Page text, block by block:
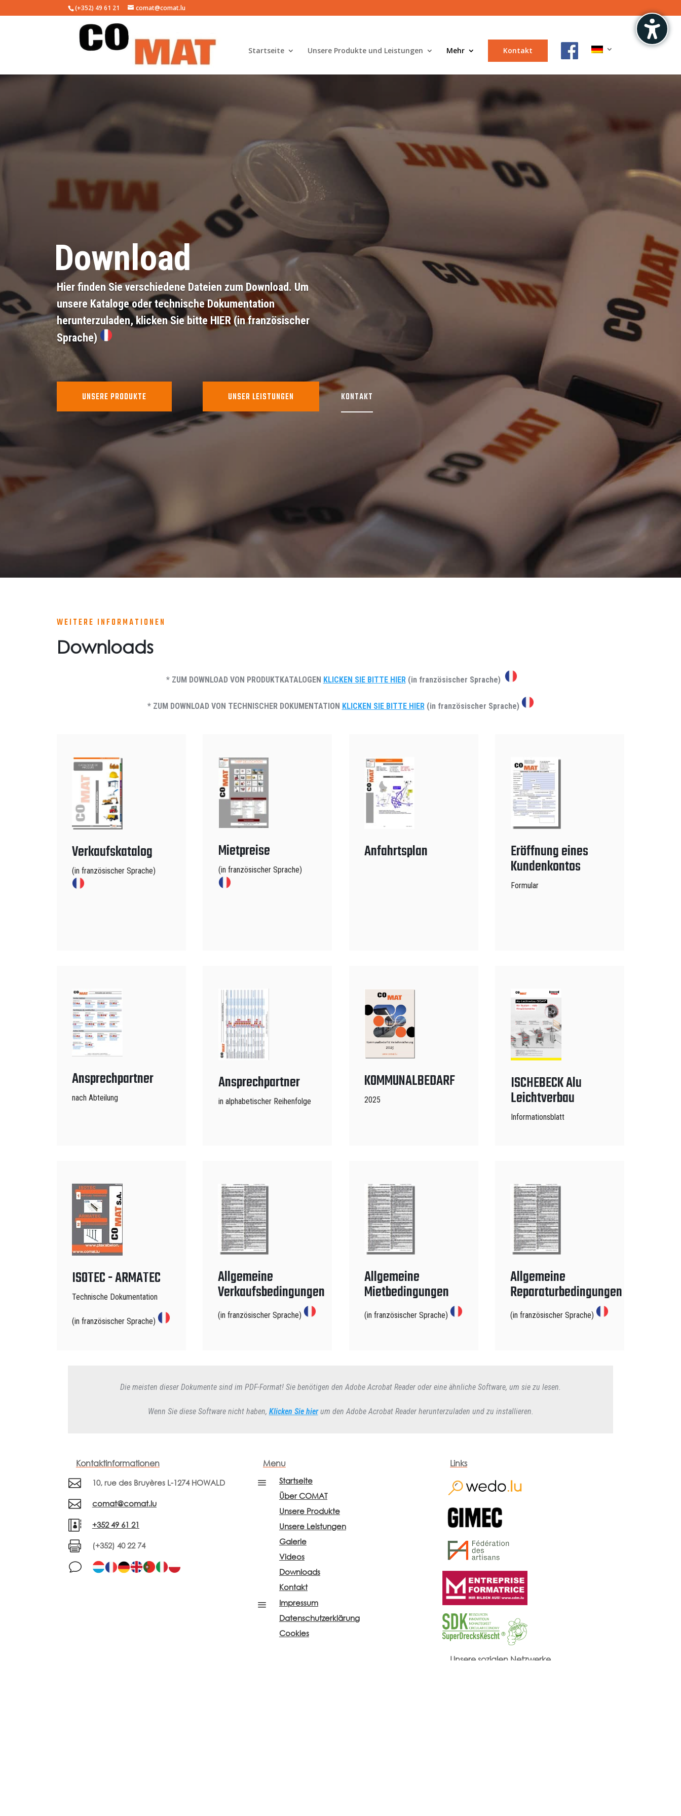
(+352) 49 61 21 comat@comat.lu
Startseite Unsere Produkte und Leistungen Mehr Kontakt
Download
Hier finden Sie verschiedene Dateien zum Download. Um
unsere Kataloge oder technische Dokumentation
herunterzuladen,klicken Sie bitte HIER(in französischer
Sprache)
UNSERE PRODUKTE UNSER LEISTUNGEN KONTAKT
WEITERE INFORMATIONEN
Downloads
* ZUM DOWNLOAD VON PRODUKTKATALOGEN KLICKEN SIE BITTE HIER(in französischer Sprache)
* ZUM DOWNLOAD VON TECHNISCHER DOKUMENTATION KLICKEN SIE BITTE HIER(in französischer Sprache)
Verkaufskatalog
(in französischer Sprache)
Mietpreise
(in französischer Sprache)
Anfahrtsplan Eröffnung eines
Kundenkontos
Formular
Ansprechpartner
nach Abteilung
Ansprechpartner
in alphabetischer Reihenfolge
KOMMUNALBEDARF
2025
ISCHEBECK Alu
Leichtverbau
Informationsblatt
ISOTEC - ARMATEC
Technische Dokumentation
(in französischer Sprache)
Allgemeine
Verkaufsbedingungen
(in französischer Sprache)
Allgemeine
Mietbedingungen
(in französischer Sprache)
Allgemeine
Reparaturbedingungen
(in französischer Sprache)
Die meisten dieser Dokumente sind im PDF-Format! Sie benötigen den Adobe Acrobat Reader oder eine ähnliche Software, um sie zu lesen.
Wenn Sie diese Software nicht haben, Klicken Sie hierum den Adobe Acrobat Reader herunterzuladen und zu installieren.
Kontaktinformationen
 10, rue des Bruyères L-1274 HOWALD
 comat@comat.lu
 +352 49 61 21
 (+352) 40 22 74
v
Menu
a
Startseite
Über COMAT
Unsere Produkte
Unsere Leistungen
Galerie
Videos
Downloads
Kontakt
a
Impressum
Datenschutzerklärung
Cookies
Links
Unsere sozialen Netzwerke